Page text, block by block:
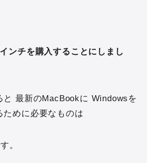
ンチを購入することにしまし
と 最新のMacBookに Windowsを
ために必要なものは
。